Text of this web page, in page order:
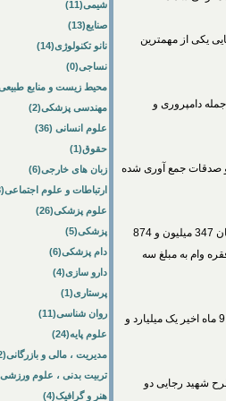
یکی از مهمترین
دامپروری و
و 672 هزار ریال کمک مردمی و صدقات جمع آوری شده
وی افزود: واریز مستمری به مبلغ یک میلیارد و 613 میلیون ریال،پرداخت کمک موردی به مددجویان 347 میلیون و 874
کمک خاص پرداختی به مبلغ دو میلیاردو 356 میلیون و 226 هزار ریال، پرداخت 323 فقره وام به مبلغ سه
رییس کمیته امداد امام خمینی(ره) محلات در ادامه گفت: 396 نفر ایتام توسط 87 نفر حامی طی 9 ماه اخیر یک میلیارد و
در طرح شهید رجایی دو
شیمی(11)
صنایع(13)
نانو تکنولوژی(14)
نساجی(0)
محیط زیست و منابع
مهندسی پزشکی(2)
علوم انسانی (36)
حقوق(1)
زبان های خارجی(6)
ارتباطات و علوم اجتماعی(8)
علوم پزشکی(26)
پزشکی(5)
دام پزشکی(6)
دارو سازی(4)
پرستاری(1)
روان شناسی(11)
علوم پایه(24)
مدیریت ، مالی و بازرگانی(52)
تربیت بدنی ، علوم
هنر و گرافیک(4)